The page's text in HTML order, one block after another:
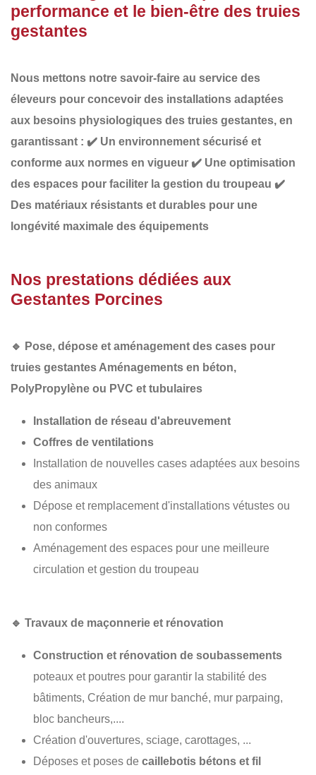
performance et le bien-être des truies
gestantes
Nous mettons notre savoir-faire au service des
éleveurs pour concevoir des installations adaptées
aux besoins physiologiques des truies gestantes, en
garantissant : ✔️ Un environnement sécurisé et
conforme aux normes en vigueur ✔️ Une optimisation
des espaces pour faciliter la gestion du troupeau ✔️
Des matériaux résistants et durables pour une
longévité maximale des équipements
Nos prestations dédiées aux
Gestantes Porcines
🔹 Pose, dépose et aménagement des cases pour
truies gestantes Aménagements en béton,
PolyPropylène ou PVC et tubulaires
Installation de réseau d'abreuvement
Coffres de ventilations
Installation de nouvelles cases adaptées aux besoins
des animaux
Dépose et remplacement d'installations vétustes ou
non conformes
Aménagement des espaces pour une meilleure
circulation et gestion du troupeau
🔹 Travaux de maçonnerie et rénovation
Construction et rénovation de soubassements
poteaux et poutres pour garantir la stabilité des
bâtiments, Création de mur banché, mur parpaing,
bloc bancheurs,....
Création d'ouvertures, sciage, carottages, ...
Déposes et poses de caillebotis bétons et fil